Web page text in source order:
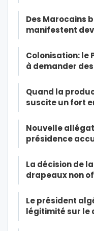
Des Marocains
manifestent
Colonisation: le
à demander
Quand la
suscite un fort
Nouvelle
présidence
La décision de
drapeaux non
Le président
légitimité sur le